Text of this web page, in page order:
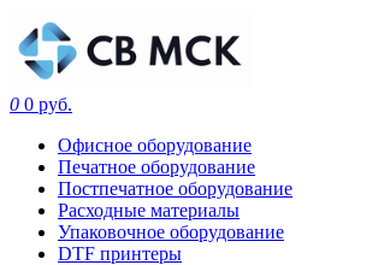
0 0 руб.
Офисное оборудование
Печатное оборудование
Постпечатное оборудование
Расходные материалы
Упаковочное оборудование
DTF принтеры